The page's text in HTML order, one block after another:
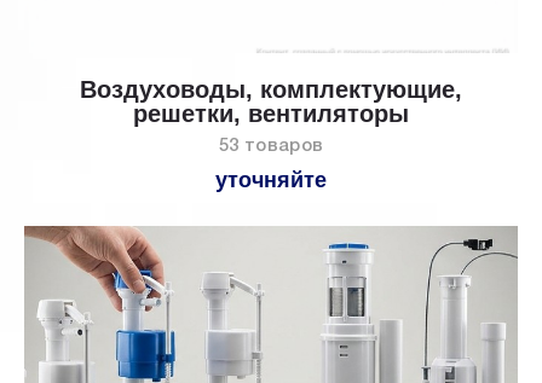
Воздуховоды, комплектующие,
решетки, вентиляторы
53 товаров
уточняйте